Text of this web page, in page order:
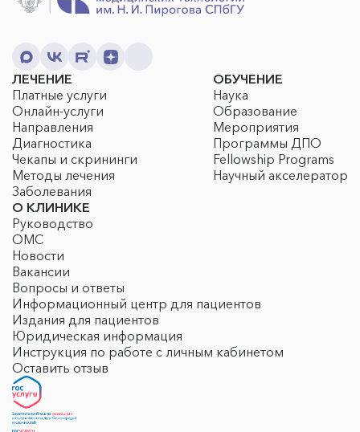
ЛЕЧЕНИЕ
Платные услуги
Онлайн-услуги
Направления
Диагностика
Чекапы и скрининги
Методы лечения
Заболевания
ОБУЧЕНИЕ
Наука
Образование
Мероприятия
Программы ДПО
Fellowship Programs
Научный акселератор
О КЛИНИКЕ
Руководство
ОМС
Новости
Вакансии
Вопросы и ответы
Информационный центр для пациентов
Издания для пациентов
Юридическая информация
Инструкция по работе с личным кабинетом
Оставить отзыв